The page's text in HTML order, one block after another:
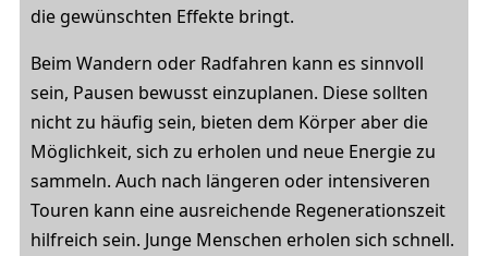
die gewünschten Effekte bringt.
Beim Wandern oder Radfahren kann es sinnvoll
sein, Pausen bewusst einzuplanen. Diese sollten
nicht zu häufig sein, bieten dem Körper aber die
Möglichkeit, sich zu erholen und neue Energie zu
sammeln. Auch nach längeren oder intensiveren
Touren kann eine ausreichende Regenerationszeit
hilfreich sein. Junge Menschen erholen sich schnell.